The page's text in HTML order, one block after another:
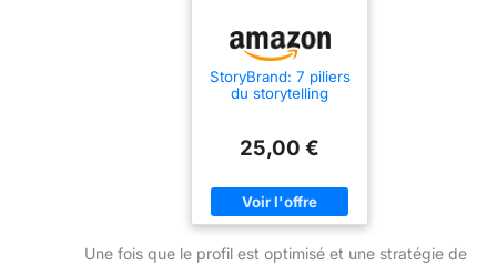
StoryBrand: 7 piliers
du storytelling
25,00 €
Une fois que le profil est optimisé et une stratégie de